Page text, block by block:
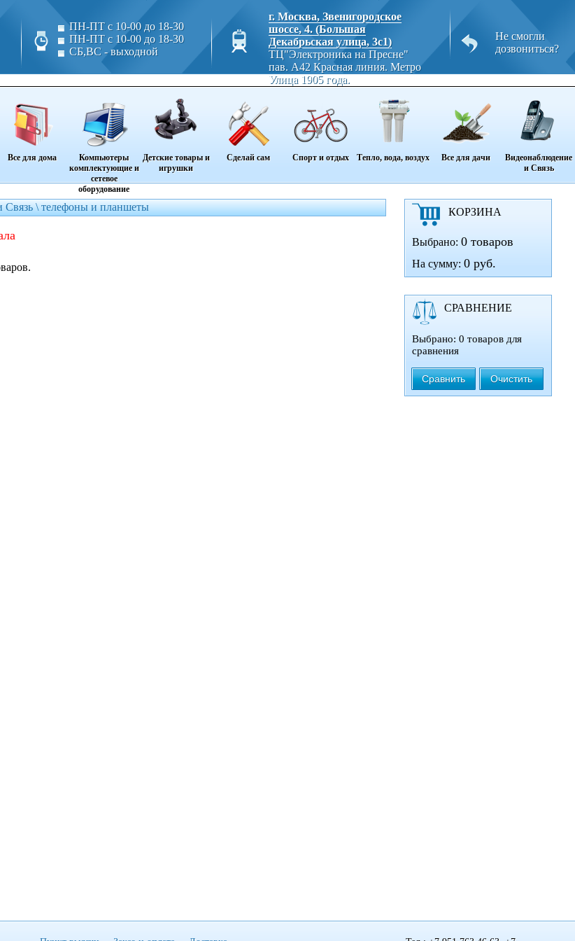
ПН-ПТ с 10-00 до 18-30
ПН-ПТ с 10-00 до 18-30
СБ,ВС - выходной
г. Москва, Звенигородское
шоссе, 4. (Большая
Декабрьская улица, 3с1)
ТЦ"Электроника на Пресне"
пав. A42 Красная линия. Метро
Улица 1905 года.
Не смогли
дозвониться?
Все для дома
Компьютеры
комплектующие и
сетевое
оборудование
Детские товары и
игрушки
Сделай сам Спорт и отдых Тепло, вода, воздух Все для дачи
Видеонаблюдение
и Связь
Связь \телефоны и планшеты КОРЗИНА
Выбрано: 0 товаров
На сумму: 0 руб.
СРАВНЕНИЕ
Выбрано: 0 товаров для
сравнения